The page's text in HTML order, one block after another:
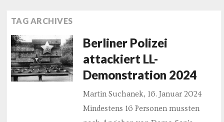
TAG ARCHIVES
Berliner Polizei
attackiert LL-
Demonstration 2024
Martin Suchanek, 16. Januar 2024
Mindestens 16 Personen mussten